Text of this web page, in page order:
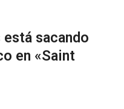
sacando
en «Saint